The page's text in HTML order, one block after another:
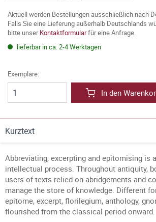
Aktuell werden Bestellungen ausschließlich nach
Falls Sie eine Lieferung außerhalb Deutschlands
bitte unserKontaktformularfür eine Anfrage.
lieferbar in ca. 2-4 Werktagen
Exemplare:
In den
Kurztext
Abbreviating, excerpting and epitomising is
intellectual process. Throughout antiquity,
users of texts relied on abridgements and
manage the store of knowledge. Different
epitome, excerpt, florilegium, anthology,
flourished from the classical period onward.